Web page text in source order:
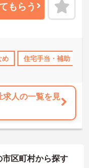
実績あり 社会保険完備
す
間も確保しやすいです
20名を運営しています
に携われます
場です
ます
すい環境です
ながります
もらう
め 住宅手当・補助
求人の一覧を見
区町村から探す